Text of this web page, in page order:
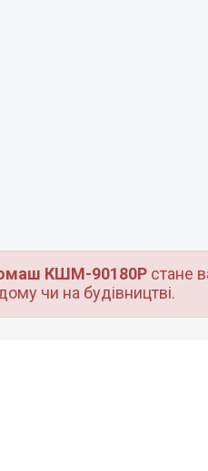
КШМ-90180Рстане
чи на будівництві.